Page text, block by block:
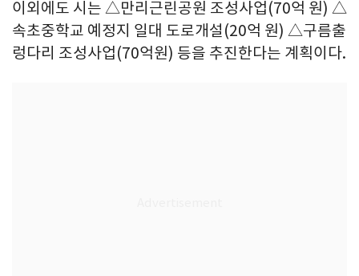
이외에도 시는 △만리근린공원 조성사업(70억 원) △
속초중학교 예정지 일대 도로개설(20억 원) △구름출
렁다리 조성사업(70억원) 등을 추진한다는 계획이다.